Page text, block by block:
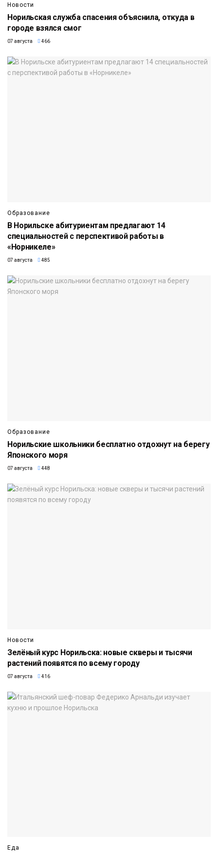
Новости
Норильская служба спасения объяснила, откуда в
городе взялся смог
07 августа 466
Образование
В Норильске абитуриентам предлагают 14
специальностей с перспективой работы в
«Норникеле»
07 августа 485
Образование
Норильские школьники бесплатно отдохнут на берегу
Японского моря
07 августа 448
Новости
Зелёный курс Норильска: новые скверы и тысячи
растений появятся по всему городу
07 августа 416
Еда